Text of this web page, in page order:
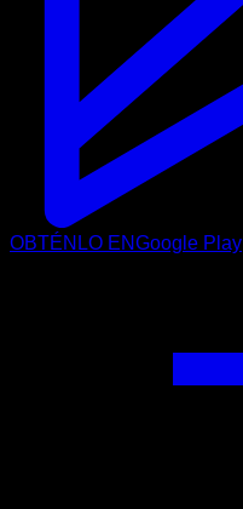
OBTÉNLO ENGoogle Play